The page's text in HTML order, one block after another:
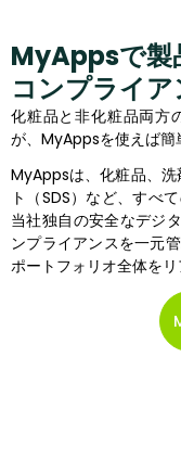
MyAppsで製
コンプライ
化粧品と非化粧品両方
が、MyAppsを使えば簡
MyAppsは、化粧品、洗
ト（SDS）など、すべ
当社独自の安全なデジ
ンプライアンスを一元
ポートフォリオ全体を